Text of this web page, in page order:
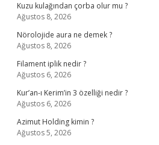
Kuzu kulağından çorba olur mu ?
Ağustos 8, 2026
Nörolojide aura ne demek ?
Ağustos 8, 2026
Filament iplik nedir ?
Ağustos 6, 2026
Kur’an-ı Kerim’in 3 özelliği nedir ?
Ağustos 6, 2026
Azimut Holding kimin ?
Ağustos 5, 2026